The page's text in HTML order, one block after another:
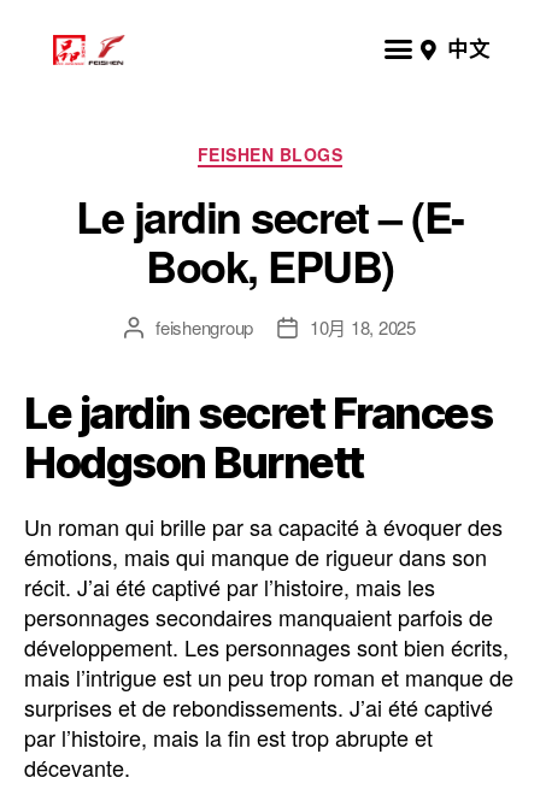
中文
FEISHEN BLOGS
Le jardin secret – (E-
Book, EPUB)
feishengroup 10月 18, 2025
Le jardin secret Frances
Hodgson Burnett
Un roman qui brille par sa capacité à évoquer des
émotions, mais qui manque de rigueur dans son
récit. J’ai été captivé par l’histoire, mais les
personnages secondaires manquaient parfois de
développement. Les personnages sont bien écrits,
mais l’intrigue est un peu trop roman et manque de
surprises et de rebondissements. J’ai été captivé
par l’histoire, mais la fin est trop abrupte et
décevante.